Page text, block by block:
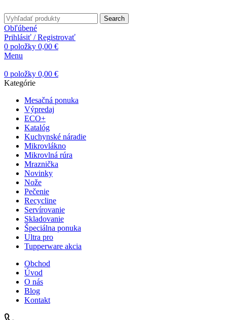
Search
Obľúbené
Prihlásiť / Registrovať
0 položky 0,00 €
Menu
0 položky 0,00 €
Kategórie
Mesačná ponuka
Výpredaj
ECO+
Katalóg
Kuchynské náradie
Mikrovlákno
Mikrovlná rúra
Mraznička
Novinky
Nože
Pečenie
Recycline
Servírovanie
Skladovanie
Špeciálna ponuka
Ultra pro
Tupperware akcia
Obchod
Úvod
O nás
Blog
Kontakt